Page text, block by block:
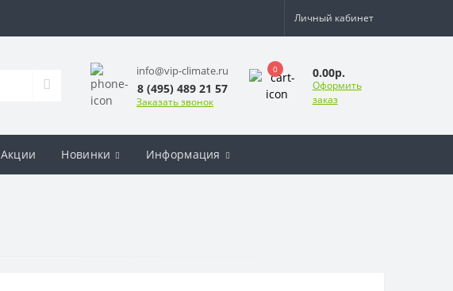
Личный кабинет
info@vip-climate.ru
8 (495) 489 21 57
Заказать звонок
0 0.00р.
Оформить
заказ
Акции Новинки Информация